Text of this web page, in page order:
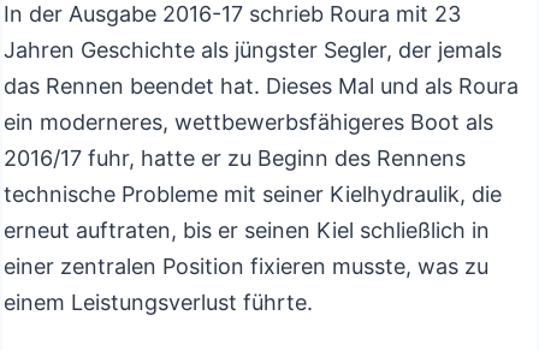
In der Ausgabe 2016-17 schrieb Roura mit 23
Jahren Geschichte als jüngster Segler, der jemals
das Rennen beendet hat. Dieses Mal und als Roura
ein moderneres, wettbewerbsfähigeres Boot als
2016/17 fuhr, hatte er zu Beginn des Rennens
technische Probleme mit seiner Kielhydraulik, die
erneut auftraten, bis er seinen Kiel schließlich in
einer zentralen Position fixieren musste, was zu
einem Leistungsverlust führte.